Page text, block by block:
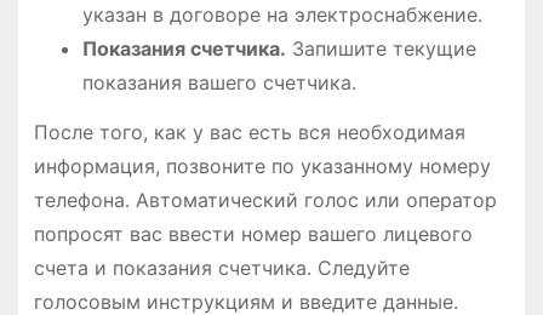
указан в договоре на электроснабжение․
Показания счетчика․ Запишите текущие
показания вашего счетчика․
После того, как у вас есть вся необходимая
информация, позвоните по указанному номеру
телефона․ Автоматический голос или оператор
попросят вас ввести номер вашего лицевого
счета и показания счетчика․ Следуйте
голосовым инструкциям и введите данные․